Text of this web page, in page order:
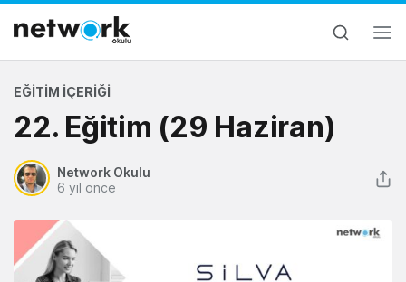
EĞITIM İÇERIĞI
22. Eğitim (29 Haziran)
Network Okulu
6 yıl önce